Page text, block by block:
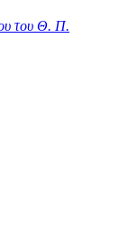
του Θ. Π.